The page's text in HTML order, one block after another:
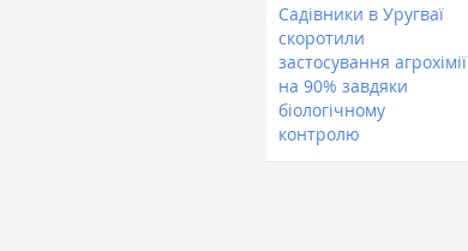
Садівники в Уругваї
скоротили
застосування агрохімії
на 90% завдяки
біологічному
контролю